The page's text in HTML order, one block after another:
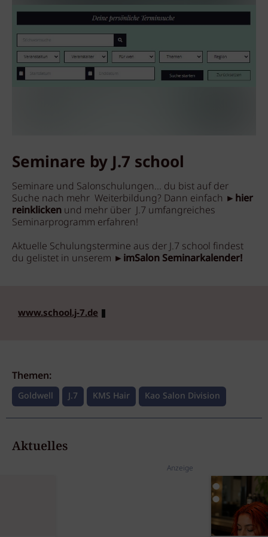
Seminare by J.7 school
Seminare und Salonschulungen... du bist auf der
Suche nach mehr Weiterbildung? Dann einfach ►hier
reinklicken und mehr über J.7 umfangreiches
Seminarprogramm erfahren!
Aktuelle Schulungstermine aus der J.7 school findest
du gelistet in unserem ►imSalon Seminarkalender!
www.school.j-7.de
Themen:
Goldwell J.7 KMS Hair Kao Salon Division
Aktuelles
Anzeige